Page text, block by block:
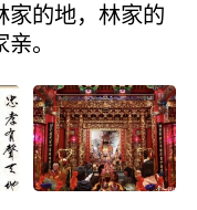
家的地，林家的
。